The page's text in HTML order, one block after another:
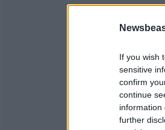
If you wish
sensitive
confirm
continue
information
further